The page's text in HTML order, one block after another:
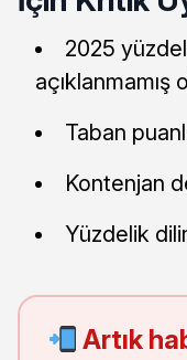
2025
açıklanmamış
Taban
Kontenjan
Yüzdelik
Artık